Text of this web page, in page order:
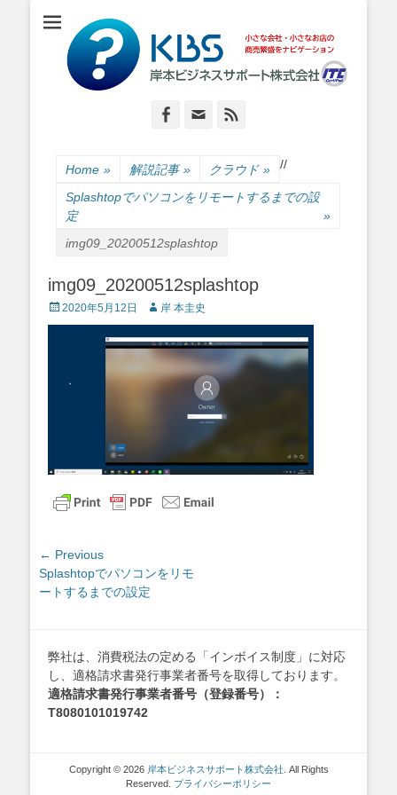
岸本ビジネスサポ
ート株式会社
小さな会社・小さなお店のIT経営をナビゲーション
Facebook
Email
Home » 解説記事 » /
クラウド » /
Splashtopでパソコンをリモートするまでの設
定
»
img09_20200512splashtop
img09_20200512splashtop
Posted
on
2020年5月12日 Author
岸 本圭史
投
稿
ナ
ー
シ
ョ
← Previous
Previous
post:
Splashtopでパソコンをリモ
ートするまでの設定
弊社は、消費税法の定める「インボイス制度」に対応
し、適格請求書発行事業者番号を取得しております。
適格請求書発行事業者番号（登録番号）：
T8080101019742
Copyright © 2026 岸本ビジネスサポート株式会社 . All Rights
Reserved. プライバシーポリシー